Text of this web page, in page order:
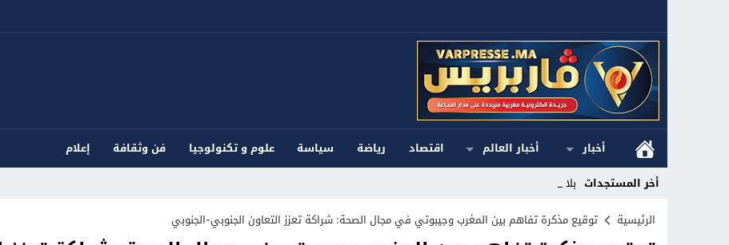
أخبار أخبار العالم اقتصاد رياضة سياسة علوم و تكنولوجيا فن وثقافة
إعلام
أخر المستجدات بلاغ ا_
Stop
الرئيسية توقيع مذكرة تفاهم بين المغرب وجيبوتي في مجال الصحة: شراكة تعزز التعاون الجنوبي-الجنوبي